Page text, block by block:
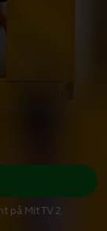
Mit TV 2.